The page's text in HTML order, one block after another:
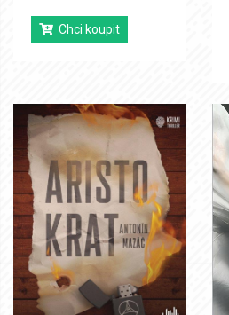
Chci koupit